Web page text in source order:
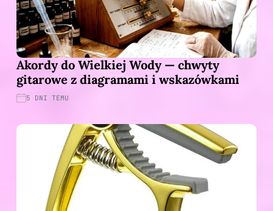
Akordy do Wielkiej Wody — chwyty
gitarowe z diagramami i wskazówkami
5 DNI TEMU